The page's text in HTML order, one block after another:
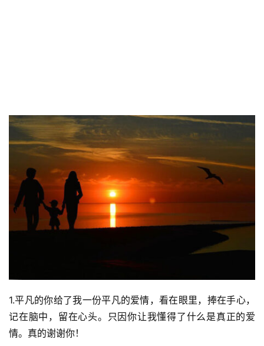
1.平凡的你给了我一份平凡的爱情，看在眼里，捧在手心，
记在脑中，留在心头。只因你让我懂得了什么是真正的爱
情。真的谢谢你！